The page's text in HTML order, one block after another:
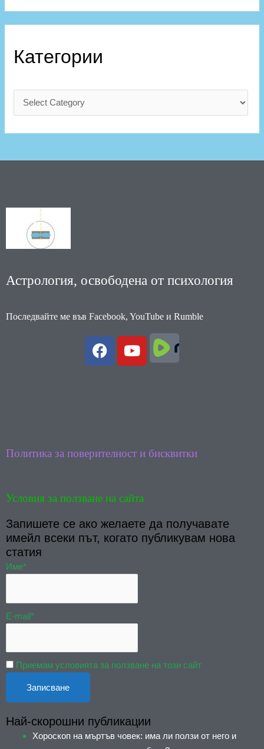
Категории
Астрология, освободена от психология
Последвайте ме във Facebook, YouTube и Rumble
F
a
c
Y
o
u
Политика за поверителност и бисквитки
Условия за ползване на сайта
Запишете се ако желаете да получавате
имейл всеки път, когато публикувам нова
статия
Име*
E-mail*
Приемам условията за ползване на този сайт
Най-скорошни публикации
Хороскоп на мъртъв човек: има ли ползи от него и